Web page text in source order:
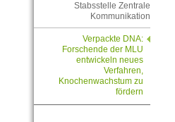
Stabsstelle Zentrale
Kommunikation
Verpackte DNA:
Forschende der MLU
entwickeln neues
Verfahren,
Knochenwachstum zu
fördern